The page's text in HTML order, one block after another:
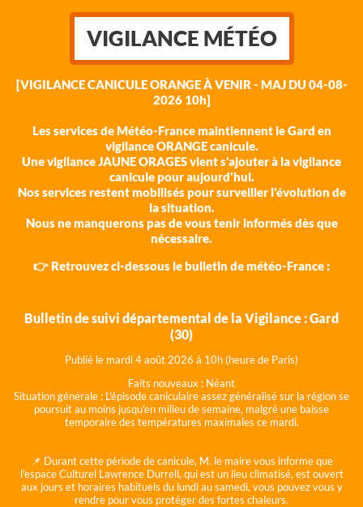
VIGILANCE MÉTÉO
[VIGILANCE CANICULE ORANGE À VENIR - MAJ DU 04-08-
2026 10h]
Les services de Météo-France maintiennent le Gard en
vigilance ORANGE canicule.
Une vigilance JAUNE ORAGES vient s'ajouter à la vigilance
canicule pour aujourd'hui.
Nos services restent mobilisés pour surveiller l'évolution de
la situation.
Nous ne manquerons pas de vous tenir informés dès que
nécessaire.
👉 Retrouvez ci-dessous le bulletin de météo-France :
Bulletin de suivi départemental de la Vigilance : Gard
(30)
Publié le mardi 4 août 2026 à 10h (heure de Paris)
Faits nouveaux : Néant
Situation générale : L'épisode caniculaire assez généralisé sur la région se
poursuit au moins jusqu'en milieu de semaine, malgré une baisse
temporaire des températures maximales ce mardi.
📌 Durant cette période de canicule, M. le maire vous informe que
l'espace Culturel Lawrence Durrell, qui est un lieu climatisé, est ouvert
aux jours et horaires habituels du lundi au samedi, vous pouvez vous y
rendre pour vous protéger des fortes chaleurs.